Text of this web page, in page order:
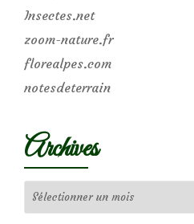
Insectes.net
zoom-nature.fr
florealpes.com
notesdeterrain
Archives